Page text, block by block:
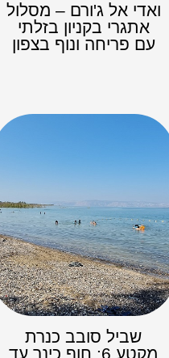
ואדי אל ג'ורם – מסלול
אתגרי בקניון בזלתי
עם פריחה ונוף בצפון
שביל סובב כנרת
מקטע 6: חוף כינר עד